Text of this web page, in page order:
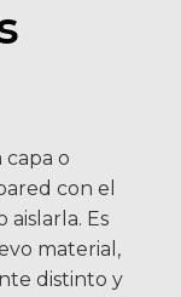
o
con el
Es
material,
distinto y